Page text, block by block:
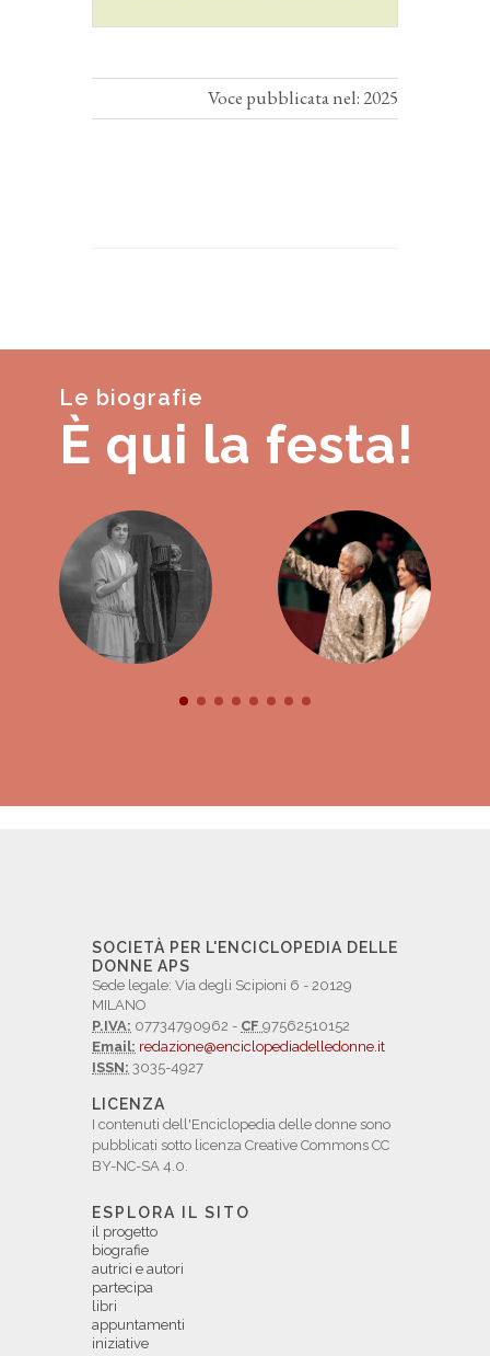
Voce pubblicata nel: 2025
Le biografie
È qui la festa!
SOCIETÀ PER L'ENCICLOPEDIA DELLE
DONNE APS
Sede legale: Via degli Scipioni 6 - 20129
MILANO
P.IVA: 07734790962 - CF 97562510152
Email: redazione@enciclopediadelledonne.it
ISSN: 3035-4927
LICENZA
I contenuti dell'Enciclopedia delle donne sono
pubblicati sotto licenza Creative Commons CC
BY-NC-SA 4.0.
ESPLORA IL SITO
il progetto
biografie
autrici e autori
partecipa
libri
appuntamenti
iniziative